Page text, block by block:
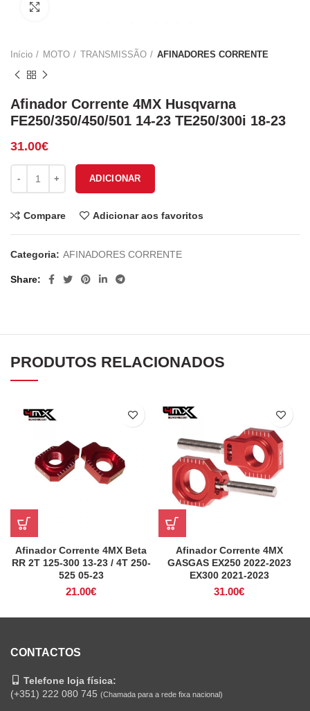
Início MOTO TRANSMISSÃO AFINADORES CORRENTE
Afinador Corrente 4MX Husqvarna
FE250/350/450/501 14-23 TE250/300i 18-23
31.00€
ADICIONAR
Compare Adicionar aos favoritos
Categoria: AFINADORES CORRENTE
Share
PRODUTOS RELACIONADOS
Afinador Corrente 4MX Beta
RR 2T 125-300 13-23 / 4T 250-
525 05-23
21.00€
Afinador Corrente 4MX
GASGAS EX250 2022-2023
EX300 2021-2023
31.00€
CONTACTOS
Telefone loja física:
(+351) 222 080 745 (Chamada para a rede fixa nacional)